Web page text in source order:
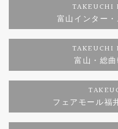
金澤工房｜手作り婚約指輪プロポ
TAKEUCHI
富山インター
TAKEUCHI
富山・総
フェアモール福